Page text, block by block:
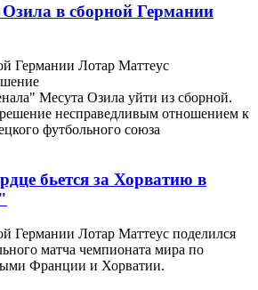
в сборной Германии
Германии Лотар Маттеус
Месута Озила уйти из сборной.
несправедливым отношением к
футбольного союза
бьется за Хорватию в
Германии Лотар Маттеус поделился
матча чемпионата мира по
Франции и Хорватии.